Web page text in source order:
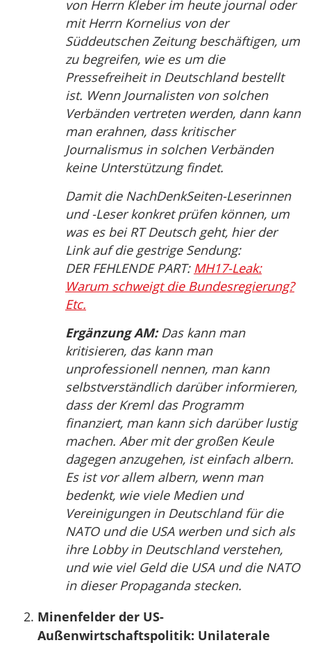
von Herrn Kleber im heute journal oder
mit Herrn Kornelius von der
Süddeutschen Zeitung beschäftigen, um
zu begreifen, wie es um die
Pressefreiheit in Deutschland bestellt
ist. Wenn Journalisten von solchen
Verbänden vertreten werden, dann kann
man erahnen, dass kritischer
Journalismus in solchen Verbänden
keine Unterstützung findet.
Damit die NachDenkSeiten-Leserinnen
und -Leser konkret prüfen können, um
was es bei RT Deutsch geht, hier der
Link auf die gestrige Sendung:
DER FEHLENDE PART: MH17-Leak:
Warum schweigt die Bundesregierung?
Etc.
Ergänzung AM:Das kann man
kritisieren, das kann man
unprofessionell nennen, man kann
selbstverständlich darüber informieren,
dass der Kreml das Programm
finanziert, man kann sich darüber lustig
machen. Aber mit der großen Keule
dagegen anzugehen, ist einfach albern.
Es ist vor allem albern, wenn man
bedenkt, wie viele Medien und
Vereinigungen in Deutschland für die
NATO und die USA werben und sich als
ihre Lobby in Deutschland verstehen,
und wie viel Geld die USA und die NATO
in dieser Propaganda stecken.
Minenfelder der US-
Außenwirtschaftspolitik: Unilaterale